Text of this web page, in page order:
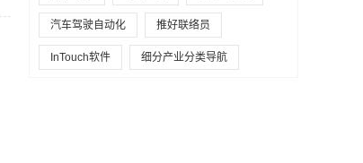
汽车驾驶自动化 推好联络员
InTouch软件 细分产业分类导航